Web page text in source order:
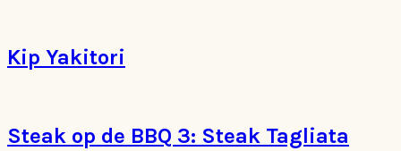
Kip Yakitori
Steak op de BBQ 3: Steak Tagliata